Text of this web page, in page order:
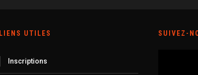
LIENS UTILES
Inscriptions
SUIVEZ-